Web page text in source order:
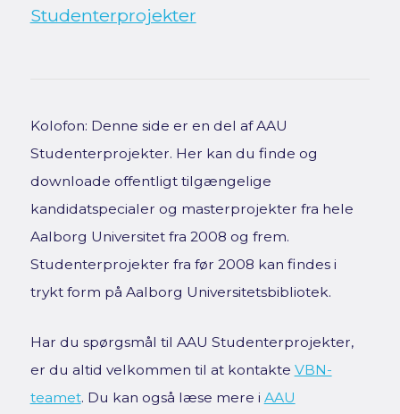
Studenterprojekter
Kolofon: Denne side er en del af AAU
Studenterprojekter. Her kan du finde og
downloade offentligt tilgængelige
kandidatspecialer og masterprojekter fra hele
Aalborg Universitet fra 2008 og frem.
Studenterprojekter fra før 2008 kan findes i
trykt form på Aalborg Universitetsbibliotek.
Har du spørgsmål til AAU Studenterprojekter,
er du altid velkommen til at kontakte VBN-
teamet. Du kan også læse mere i AAU